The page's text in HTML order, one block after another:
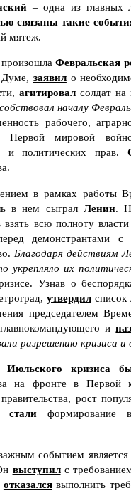
– одна из главных
связаны такие
мятеж.
Февральская
заявило
агитировалсолдат на
началу
рабочего,
Первой мировой
и политических прав.
в рамках работы
в нем сыграл Ленин.
взять всю полноту
демонстрантами
Благодаря действиям
укрепляло их
Узнав о
утвердил
председателем
и
разрешению кризиса
Июльского кризиса
на фронте в Первой
рост
сталиформирование
событием
выступилс
отказалсявыполнить